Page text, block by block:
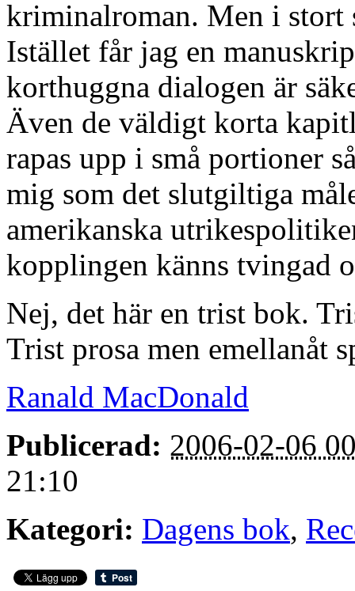
kriminalroman. Men i stort
Istället får jag en
korthuggna dialogen är
Även de väldigt korta
rapas upp i små portioner
mig som det slutgiltiga
amerikanska
kopplingen känns tvingad
Nej, det här en trist bok.
Trist prosa men emellanåt
Ranald MacDonald
Publicerad: 2006-02-06
21:10
Kategori: Dagens bok,